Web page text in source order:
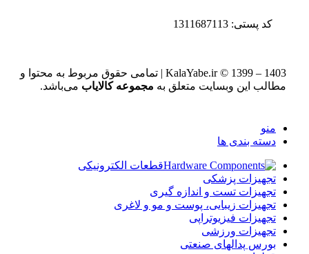
کد پستی: 1311687113
KalaYabe.ir © 1399 – 1403 | تمامی حقوق مربوط به محتوا و
مطالب این وبسایت متعلق به مجموعه کالایاب می‌باشد.
منو
دسته بندی ها
قطعات الکترونیکی
تجهیزات پزشکی
تجهیزات تست و اندازه گیری
تجهیزات زیبایی، پوست و مو و لاغری
تجهیزات فیزیوتراپی
تجهیزات ورزشی
بورس پدالهای صنعتی